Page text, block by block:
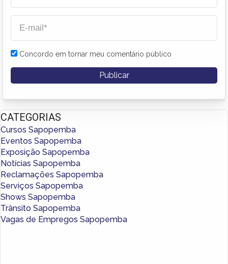
Concordo em tornar meu comentário público
CATEGORIAS
Cursos Sapopemba
Eventos Sapopemba
Exposição Sapopemba
Notícias Sapopemba
Reclamações Sapopemba
Serviços Sapopemba
Shows Sapopemba
Trânsito Sapopemba
Vagas de Empregos Sapopemba